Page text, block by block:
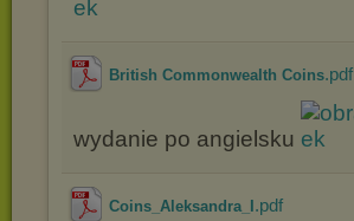
British Commonwealth Coins.pdf
wydanie po angielsku
Coins_Aleksandra_I .pdf